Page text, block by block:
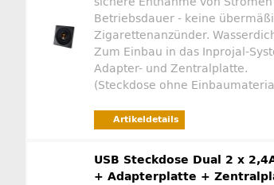
Betriebsdauer - keine
Zigarettenanzünder.
Zum Einbau in das Inprojal-
Adapter- und Zentralplatte.
(Steckdose ohne
Artikeldetails
USB Steckdose Dual 2 x
+ Adapterplatte +